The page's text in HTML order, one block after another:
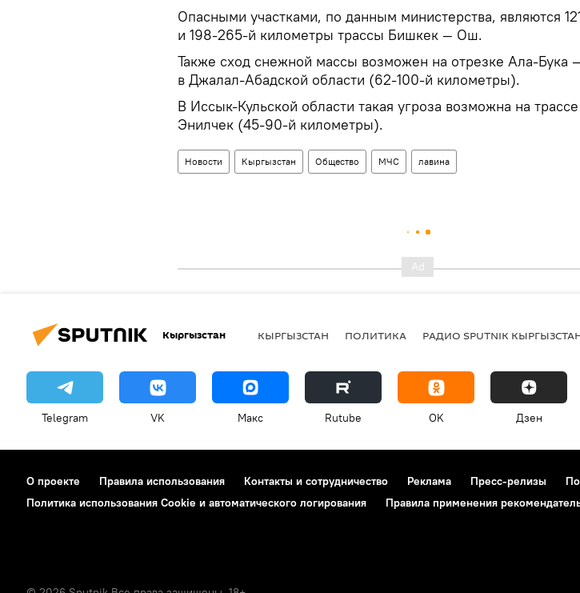
Опасными участками, по данным министерства, являются
и 198-265-й километры трассы Бишкек — Ош.
Также сход снежной массы возможен на отрезке Ала-Бука
в Джалал-Абадской области (62-100-й километры).
В Иссык-Кульской области такая угроза возможна на
Энилчек (45-90-й километры).
Новости Кыргызстан Общество МЧС лавина
Кыргызстан КЫРГЫЗСТАН ПОЛИТИКА РАДИО SPUTNIK
Telegram VK Макс Rutube OK Дзен
О проекте Правила использования Контакты и сотрудничество Реклама Пресс-релизы
Политика использования Cookie и автоматического логирования
Правила применения